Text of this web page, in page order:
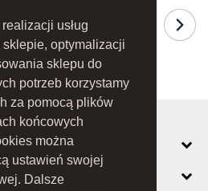
usług
optymalizacji
sklepu do
potrzeb korzystamy
za pomocą plików
końcowych
można
ustawień swojej
Dalsze